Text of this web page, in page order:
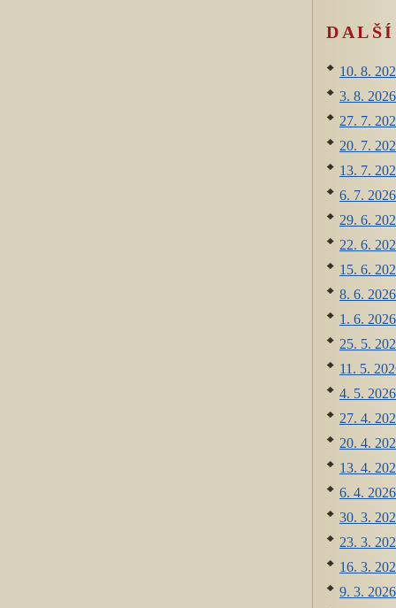
10. 8.
3. 8.
27. 7.
20. 7.
13. 7.
6. 7.
29. 6.
22. 6.
15. 6.
8. 6.
1. 6.
25. 5.
11. 5.
4. 5.
27. 4.
20. 4.
13. 4.
6. 4.
30. 3.
23. 3.
16. 3.
9. 3.